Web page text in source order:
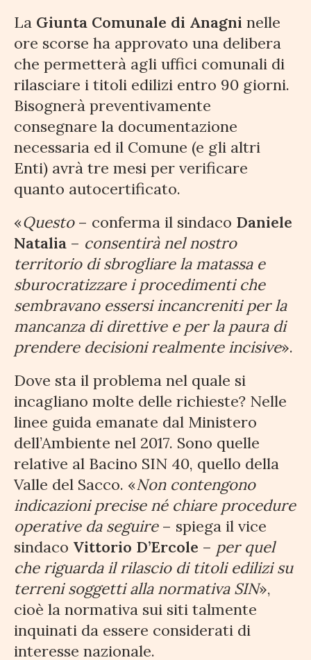
La Giunta Comunale di Anagni nelle
ore scorse ha approvato una delibera
che permetterà agli uffici comunali di
rilasciare i titoli edilizi entro 90 giorni.
Bisognerà preventivamente
consegnare la documentazione
necessaria ed il Comune (e gli altri
Enti) avrà tre mesi per verificare
quanto autocertificato.
«Questo– conferma il sindaco Daniele
Natalia – consentirà nel nostro
territorio di sbrogliare la matassa e
sburocratizzare i procedimenti che
sembravano essersi incancreniti per la
mancanza di direttive e per la paura di
prendere decisioni realmente incisive».
Dove sta il problema nel quale si
incagliano molte delle richieste? Nelle
linee guida emanate dal Ministero
dell’Ambiente nel 2017. Sono quelle
relative al Bacino SIN 40, quello della
Valle del Sacco. «Non contengono
indicazioni precise né chiare procedure
operative da seguire– spiega il vice
sindaco Vittorio D’Ercole – per quel
che riguarda il rilascio di titoli edilizi su
terreni soggetti alla normativa SIN»,
cioè la normativa sui siti talmente
inquinati da essere considerati di
interesse nazionale.